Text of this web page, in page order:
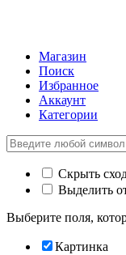
Магазин
Поиск
Избранное
Аккаунт
Категории
Скрыть
Выделить
Выберите поля,
Картинка